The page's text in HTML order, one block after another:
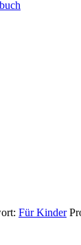
Für Kinder